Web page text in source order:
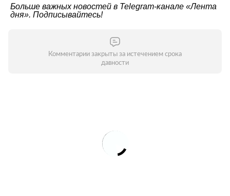
Больше важных новостей в Telegram-канале «Лента
дня». Подписывайтесь!
Комментарии закрыты за истечением срока
давности